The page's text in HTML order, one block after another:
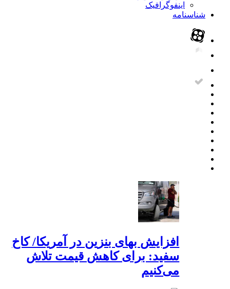
اینفوگرافیک
شناسنامه
افزایش بهای بنزین در آمریکا/ کاخ
سفید: برای کاهش قیمت تلاش
می‌کنیم